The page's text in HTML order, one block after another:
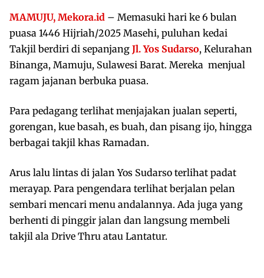
MAMUJU, Mekora.id – Memasuki hari ke 6 bulan
puasa 1446 Hijriah/2025 Masehi, puluhan kedai
Takjil berdiri di sepanjang Jl. Yos Sudarso, Kelurahan
Binanga, Mamuju, Sulawesi Barat. Mereka menjual
ragam jajanan berbuka puasa.
Para pedagang terlihat menjajakan jualan seperti,
gorengan, kue basah, es buah, dan pisang ijo, hingga
berbagai takjil khas Ramadan.
Arus lalu lintas di jalan Yos Sudarso terlihat padat
merayap. Para pengendara terlihat berjalan pelan
sembari mencari menu andalannya. Ada juga yang
berhenti di pinggir jalan dan langsung membeli
takjil ala Drive Thru atau Lantatur.